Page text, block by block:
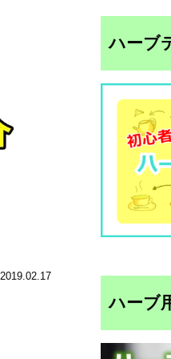
2019.02.17
ハーブ
ハーブ